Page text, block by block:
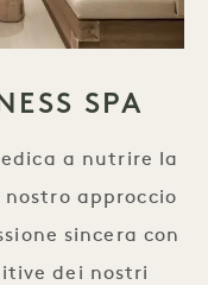
SPA
a nutrire la
approccio
sincera con
dei nostri